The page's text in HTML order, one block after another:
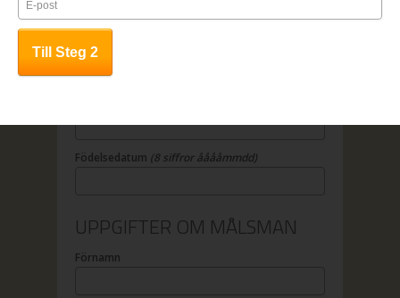
UPPGIFTER OM DELTAGAREN
Förnamn
Födelsedatum (8 siffror ååååmmdd)
UPPGIFTER OM MÅLSMAN
Förnamn